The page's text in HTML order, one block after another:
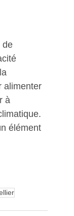
de
alimenter
à
élément